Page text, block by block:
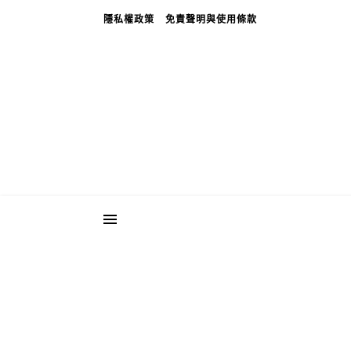
隱私權政策 免責聲明與使用條款